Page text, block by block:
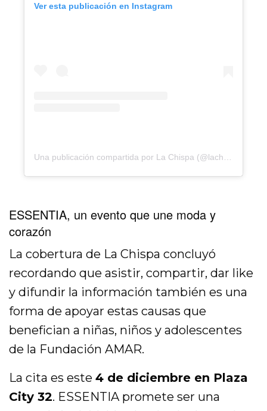
Ver esta publicación en Instagram
ESSENTIA, un evento que une moda y
corazón
La cobertura de La Chispa concluyó
recordando que asistir, compartir, dar like
y difundir la información también es una
forma de apoyar estas causas que
benefician a niñas, niños y adolescentes
de la Fundación AMAR.
La cita es este4 de diciembre en Plaza
City 32. ESSENTIA promete ser una